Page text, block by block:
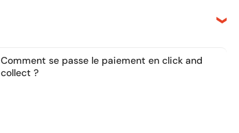
Comment se passe le paiement en click and
collect ?